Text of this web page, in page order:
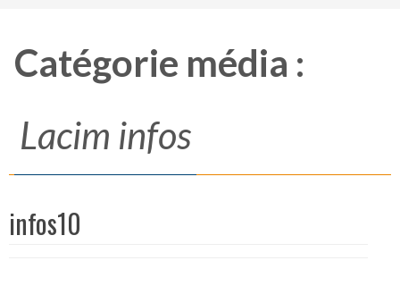
Catégorie média :
Lacim infos
infos10